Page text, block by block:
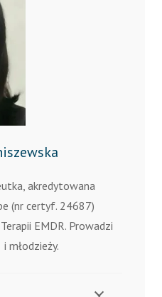
akredytowana
(nr certyf. 24687)
EMDR. Prowadzi
młodzieży.